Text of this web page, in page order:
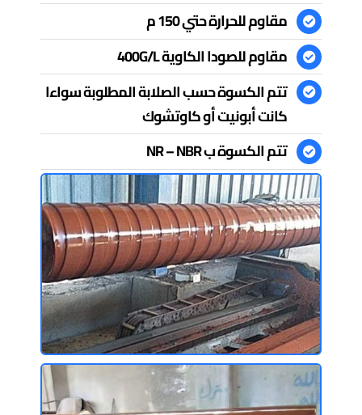
مقاوم للحرارة حتي 150 م
مقاوم للصودا الكاوية 400G/L
تتم الكسوة حسب الصلابة المطلوبة سواءا
كانت أبونيت أو كاوتشوك
تتم الكسوة ب NR – NBR